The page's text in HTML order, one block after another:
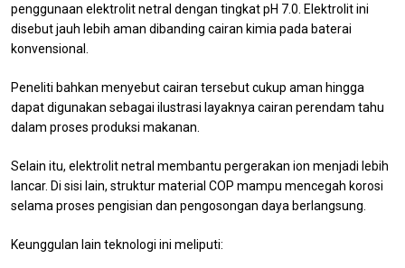
penggunaan elektrolit netral dengan tingkat pH 7.0. Elektrolit ini
disebut jauh lebih aman dibanding cairan kimia pada baterai
konvensional.
Peneliti bahkan menyebut cairan tersebut cukup aman hingga
dapat digunakan sebagai ilustrasi layaknya cairan perendam tahu
dalam proses produksi makanan.
Selain itu, elektrolit netral membantu pergerakan ion menjadi lebih
lancar. Di sisi lain, struktur material COP mampu mencegah korosi
selama proses pengisian dan pengosongan daya berlangsung.
Keunggulan lain teknologi ini meliputi: